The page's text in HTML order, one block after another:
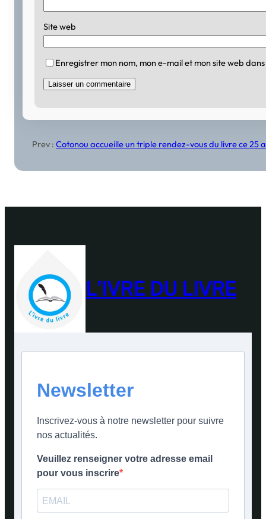
Site web
Enregistrer mon nom, mon e-mail et mon site web
Prev :Cotonou accueille un triple rendez-vous du livre ce 25
L'IVRE DU LIVRE
Newsletter
Inscrivez-vous à notre newsletter pour suivre
nos actualités.
Veuillez renseigner votre adresse email
pour vous inscrire